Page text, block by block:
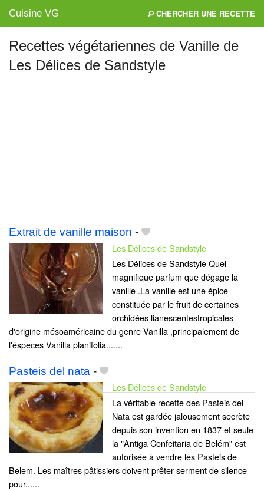
Cuisine VG CHERCHER UNE RECETTE
Recettes végétariennes de Vanille de
Les Délices de Sandstyle
Extrait de vanille maison -
Les Délices de Sandstyle
Les Délices de Sandstyle Quel
magnifique parfum que dégage la
vanille .La vanille est une épice
constituée par le fruit de certaines
orchidées lianescentestropicales
d'origine mésoaméricaine du genre Vanilla ,principalement de
l'éspeces Vanilla planifolia.......
Pasteis del nata -
Les Délices de Sandstyle
La véritable recette des Pasteis del
Nata est gardée jalousement secrète
depuis son invention en 1837 et seule
la "Antiga Confeitaria de Belém" est
autorisée à vendre les Pasteis de
Belem. Les maîtres pâtissiers doivent prêter serment de silence
pour......